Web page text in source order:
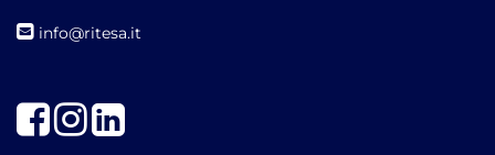
info@ritesa.it
FacebookInstagram
LinkedIn